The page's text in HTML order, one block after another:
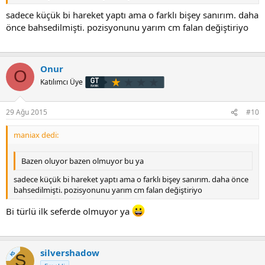
sadece küçük bi hareket yaptı ama o farklı bişey sanırım. daha
önce bahsedilmişti. pozisyonunu yarım cm falan değiştiriyo
O Onur
Katılımcı Üye
29 Ağu 2015 #10
maniax dedi:
Bazen oluyor bazen olmuyor bu ya
sadece küçük bi hareket yaptı ama o farklı bişey sanırım. daha önce
bahsedilmişti. pozisyonunu yarım cm falan değiştiriyo
Bi türlü ilk seferde olmuyor ya
KSS silvershadow